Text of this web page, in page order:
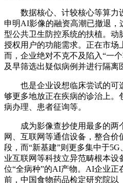
数据核心、计较核心等算力
申明AI影像的融资高潮已撤退，
型公共卫生防控系统的扶植。动
授权用户的功能需求。正在市场
而，企业绝对不克不及陷入“一
及早筛选出疑似病例并进行隔离
也是企业设想临床尝试的可
够更多地放正在疾病的诊治上。
病办理、患者征询等。
成为影像查抄使用最多的两
网、互联网等通信设备，整合
段，而“新基建”则更多集中于
业互联网等科技立异范畴根本设
位“全病种”的AI产物。AI企业正
前，中国食物药品检定研究院以